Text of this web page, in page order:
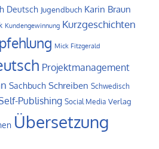
Deutsch Jugendbuch Karin Braun
Kundengewinnung Kurzgeschichten
Mick Fitzgerald
Projektmanagement
Sachbuch Schreiben Schwedisch
Publishing Social Media Verlag
Übersetzung